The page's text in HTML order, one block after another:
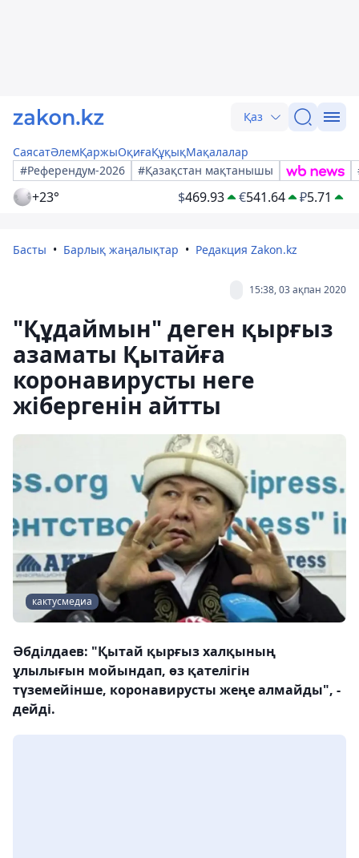
Қаз
СаясатӘлемҚаржыОқиғаҚұқықМақалалар
#Референдум-2026
#Қазақстан мақтанышы
+23° $469.93 €541.64 ₽5.71
Басты Барлық жаңалықтар Редакция Zakon.kz
15:38, 03 ақпан 2020
"Құдаймын" деген қырғыз
азаматы Қытайға
коронавирусты неге
жібергенін айтты
кактусмедиа
Әбділдаев: "Қытай қырғыз халқының
ұлылығын мойындап, өз қателігін
түземейінше, коронавирусты жеңе алмайды", -
дейді.